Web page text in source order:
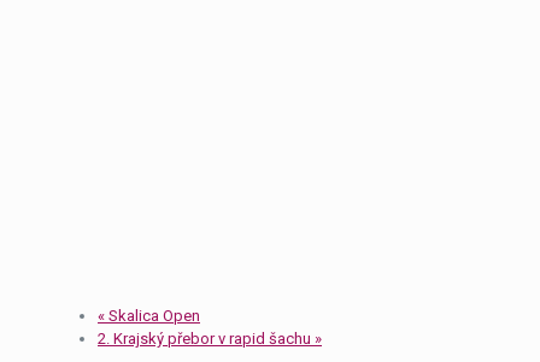
« Skalica Open
2. Krajský přebor v rapid šachu »